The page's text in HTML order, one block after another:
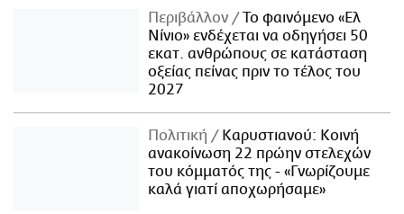
Περιβάλλον
Το φαινόμενο «Ελ
Νίνιο» ενδέχεται να οδηγήσει 50
εκατ. ανθρώπους σε κατάσταση
οξείας πείνας πριν το τέλος του
2027
Πολιτική
Καρυστιανού: Κοινή
ανακοίνωση 22 πρώην στελεχών
του κόμματός της - «Γνωρίζουμε
καλά γιατί αποχωρήσαμε»